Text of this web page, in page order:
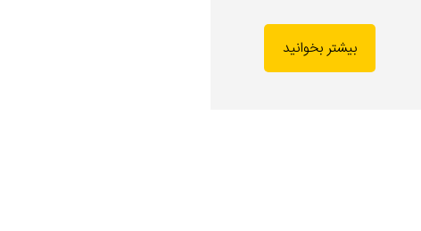
بیشتر بخوانید